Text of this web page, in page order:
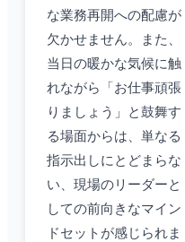
な業務再開への配慮が
欠かせません。また、
当日の暖かな気候に触
れながら「お仕事頑張
りましょう」と鼓舞す
る場面からは、単なる
指示出しにとどまらな
い、現場のリーダーと
しての前向きなマイン
ドセットが感じられま